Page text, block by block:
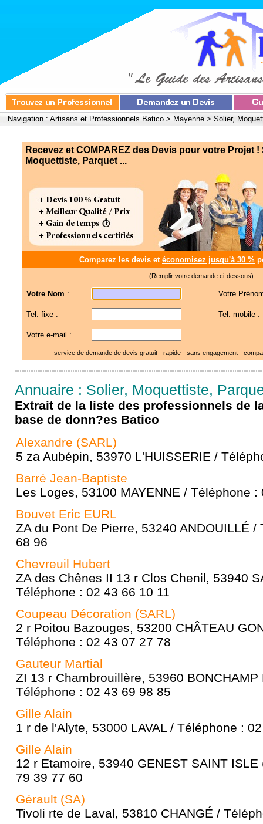
Navigation : Artisans et Professionnels Batico > Mayenne > Solier,
Recevez et COMPAREZ des Devis pour votre Projet !
Moquettiste, Parquet ...
Comparez les devis et économisez jusqu'à 30 %
(Remplir votre demande ci-dessous)
Votre Nom : Votre
Tel. fixe : Tel. mobile :
Votre e-mail :
service de demande de devis gratuit - rapide - sans engagement -
Annuaire : Solier, Moquettiste,
Extrait de la liste des professionnels de
base de donn?es Batico
Alexandre (SARL)
5 za Aubépin, 53970 L'HUISSERIE /
Barré Jean-Baptiste
Les Loges, 53100 MAYENNE / Téléphone :
Bouvet Eric EURL
ZA du Pont De Pierre, 53240 ANDOUILLÉ
68 96
Chevreuil Hubert
ZA des Chênes II 13 r Clos Chenil, 53940
Téléphone : 02 43 66 10 11
Coupeau Décoration (SARL)
2 r Poitou Bazouges, 53200 CHÂTEAU
Téléphone : 02 43 07 27 78
Gauteur Martial
ZI 13 r Chambrouillère, 53960 BONCHAMP
Téléphone : 02 43 69 98 85
Gille Alain
1 r de l'Alyte, 53000 LAVAL / Téléphone :
Gille Alain
12 r Etamoire, 53940 GENEST SAINT
79 39 77 60
Gérault (SA)
Tivoli rte de Laval, 53810 CHANGÉ /